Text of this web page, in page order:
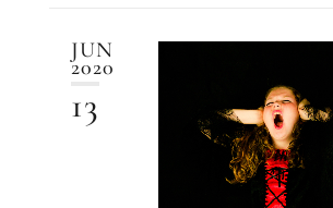
JUN
2020
13